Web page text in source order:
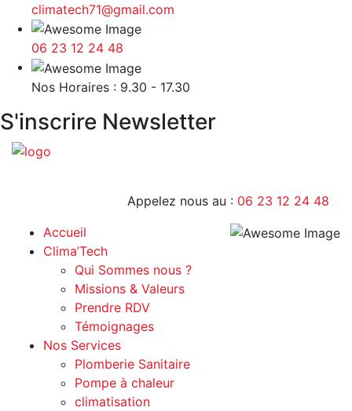
climatech71@gmail.com
06 23 12 24 48
Nos Horaires : 9.30 - 17.30
S'inscrire Newsletter
Appelez nous au : 06 23 12 24 48
Accueil
Clima’Tech
Qui Sommes nous ?
Missions & Valeurs
Prendre RDV
Témoignages
Nos Services
Plomberie Sanitaire
Pompe à chaleur
climatisation